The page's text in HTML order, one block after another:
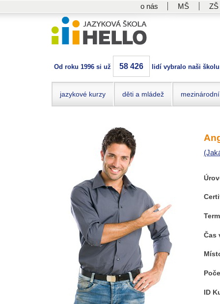
o nás MŠ ZŠ
Od roku 1996 si už 58 426 lidí vybralo naši
jazykové kurzy děti a mládež
Čas
ID